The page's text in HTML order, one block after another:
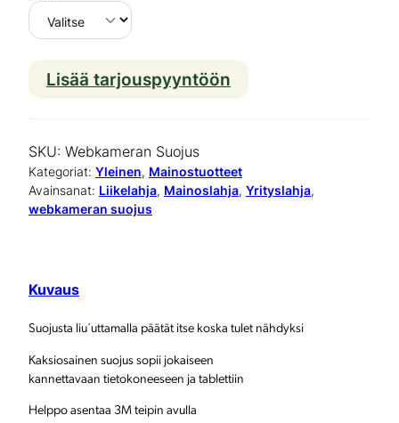
k
r
a
n
s
u
Lisää tarjouspyyntöön
SKU: Webkameran Suojus
Kategoriat: Yleinen, Mainostuotteet
Avainsanat: Liikelahja, Mainoslahja, Yrityslahja
webkameran suojus
Kuvaus
Suojusta liu´uttamalla päätät itse koska tulet nähdyksi
Kaksiosainen suojus sopii jokaiseen
kannettavaan tietokoneeseen ja tablettiin
Helppo asentaa 3M teipin avulla